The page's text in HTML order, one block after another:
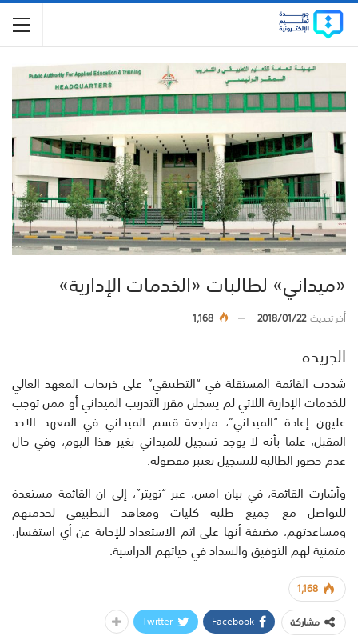
«ميداني» لطالبات «الخدمات الإدارية»
أخر تحديث2018/01/22
1,168
الجريدة
شددت القائمة المستقلة في “التطبيقي” على خريجات المعهد العالي
للخدمات الإدارية اللاتي لم يسجلن مقرر التدريب الميداني أو ممن توجب
عليهن إعادة “الميداني”، مراجعة قسم الميداني في المعهد الاحد
المقبل، علما بأنه لا يوجد تسجيل للميداني بغير هذا اليوم، وفي حال
عدم حضور الطالبة للتسجيل تعتبر مفصولة.
وأشارت القائمة، في بيان امس، عبر “تويتر”، إلى ان القائمة مستعدة
للتواصل مع جميع طلبة كليات ومعاهد التطبيقي لخدمتهم
ومساعدتهم، مضيفة أنها على اتم الاستعداد للإجابة عن أي استفسار،
متمنية لهم التوفيق والسداد في حياتهم الدراسية.
1,168
مشاركة
Facebook
Twitter